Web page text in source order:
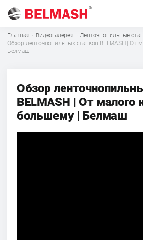
Главная · Видеогалерея · Ленточнопильные
Обзор ленточнопильных станков BELMASH | От
Белмаш
Обзор
BELMASH | От малого
большему | Белмаш